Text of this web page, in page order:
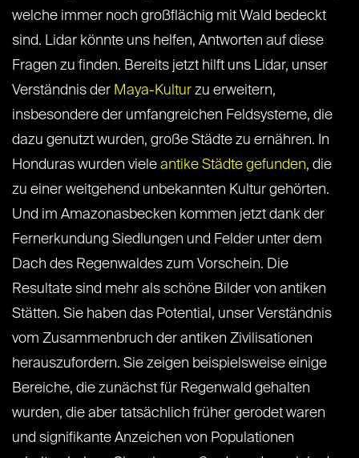
welche immer noch großflächig mit Wald bedeckt
sind. Lidar könnte uns helfen, Antworten auf diese
Fragen zu finden. Bereits jetzt hilft uns Lidar, unser
Verständnis der Maya-Kultur zu erweitern,
insbesondere der umfangreichen Feldsysteme, die
dazu genutzt wurden, große Städte zu ernähren. In
Honduras wurden viele antike Städte gefunden, die
zu einer weitgehend unbekannten Kultur gehörten.
Und im Amazonasbecken kommen jetzt dank der
Fernerkundung Siedlungen und Felder unter dem
Dach des Regenwaldes zum Vorschein. Die
Resultate sind mehr als schöne Bilder von antiken
Stätten. Sie haben das Potential, unser Verständnis
vom Zusammenbruch der antiken Zivilisationen
herauszufordern. Sie zeigen beispielsweise einige
Bereiche, die zunächst für Regenwald gehalten
wurden, die aber tatsächlich früher gerodet waren
und signifikante Anzeichen von Populationen